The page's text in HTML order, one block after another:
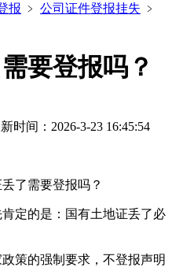
报 ﹥ 公司证件登报挂失 ﹥
要登报吗？
时间：2026-3-23 16:45:54
了需要登报吗？
定的是：国有土地证丢了必
策的强制要求，不登报声明